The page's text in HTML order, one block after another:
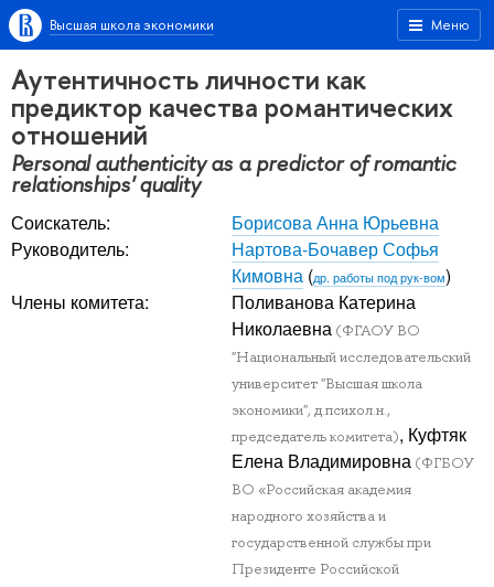
Меню
Высшая школа экономики
Аутентичность личности как
предиктор качества романтических
отношений
Personal authenticity as a predictor of romantic
relationships' quality
Соискатель:
Борисова Анна Юрьевна
Руководитель:
Нартова-Бочавер Софья
Кимовна (др. работы под рук-вом)
Члены комитета:
Поливанова Катерина
Николаевна (ФГАОУ ВО
"Национальный исследовательский
университет "Высшая школа
экономики", д.психол.н.,
председатель комитета), Куфтяк
Елена Владимировна (ФГБОУ
ВО «Российская академия
народного хозяйства и
государственной службы при
Президенте Российской